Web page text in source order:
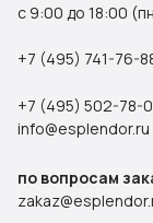
с 9:00 до 18:00
+7 (495) 741-76-
+7 (495) 502-78-
info@esplendor.ru
по вопросам